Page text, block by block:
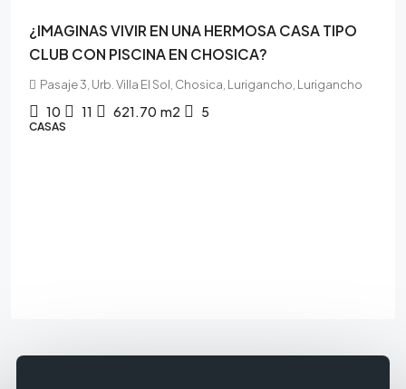
¿IMAGINAS VIVIR EN UNA HERMOSA CASA TIPO
CLUB CON PISCINA EN CHOSICA?
Pasaje 3, Urb. Villa El Sol, Chosica, Lurigancho, Lurigancho
10 11 621.70 m2 5
CASAS